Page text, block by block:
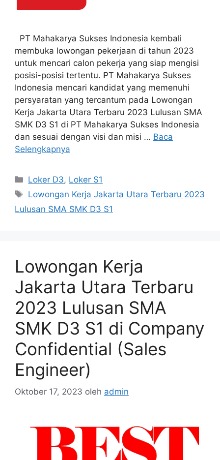
PT Mahakarya Sukses Indonesia kembali
membuka lowongan pekerjaan di tahun 2023
untuk mencari calon pekerja yang siap mengisi
posisi-posisi tertentu. PT Mahakarya Sukses
Indonesia mencari kandidat yang memenuhi
persyaratan yang tercantum pada Lowongan
Kerja Jakarta Utara Terbaru 2023 Lulusan SMA
SMK D3 S1 di PT Mahakarya Sukses Indonesia
dan sesuai dengan visi dan misi … Baca
Selengkapnya
Kategori
Loker D3, Loker S1
Tag
Lowongan Kerja Jakarta Utara Terbaru 2023
Lulusan SMA SMK D3 S1
Lowongan Kerja
Jakarta Utara Terbaru
2023 Lulusan SMA
SMK D3 S1 di Company
Confidential (Sales
Engineer)
Oktober 17, 2023 oleh admin